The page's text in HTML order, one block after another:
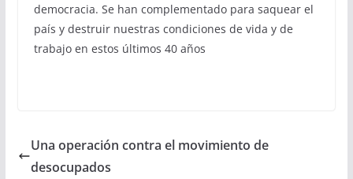
democracia. Se han complementado para saquear el
país y destruir nuestras condiciones de vida y de
trabajo en estos últimos 40 años
Una operación contra el movimiento de
desocupados